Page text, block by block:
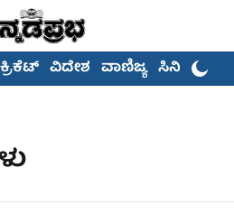
ಕ್ರಿಕೆಟ್ ವಿದೇಶ ವಾಣಿಜ್ಯ ಸಿನಿಮಾ